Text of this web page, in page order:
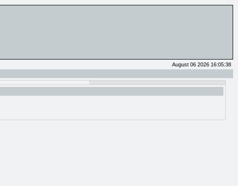
August 06 2026 16:05:38